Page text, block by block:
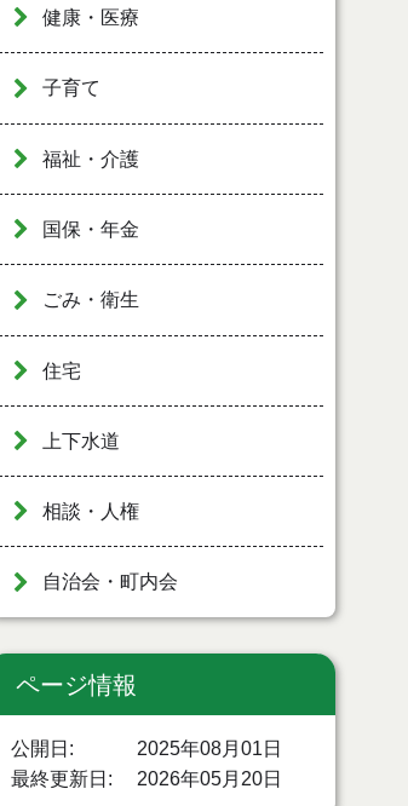
健康・医療
子育て
福祉・介護
国保・年金
ごみ・衛生
住宅
上下水道
相談・人権
自治会・町内会
ページ情報
公開日
2025年08月01日
最終更新日
2026年05月20日